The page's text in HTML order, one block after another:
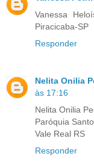
Vanessa
Piracicaba-SP
Responder
Nelita Onilia
às 17:16
Nelita Onilia
Paróquia
Vale Real RS
Responder